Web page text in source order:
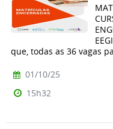
que, todas as 36 vagas
01/10/25
15h32